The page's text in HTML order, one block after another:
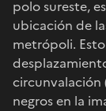
polo sureste,
ubicación de
metrópoli.
circunvalación
negros en la